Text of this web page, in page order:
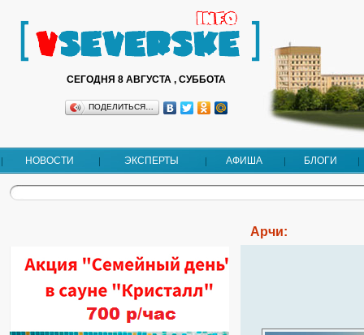
СЕГОДНЯ 8 АВГУСТА , СУББОТА
ПОДЕЛИТЬСЯ…
НОВОСТИ ЭКСПЕРТЫ АФИША БЛОГИ
Арчи: